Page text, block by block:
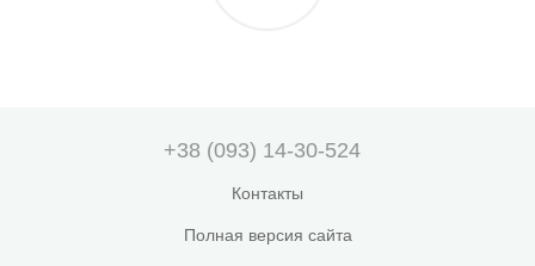
+38 (093) 14-30-524
Контакты
Полная версия сайта